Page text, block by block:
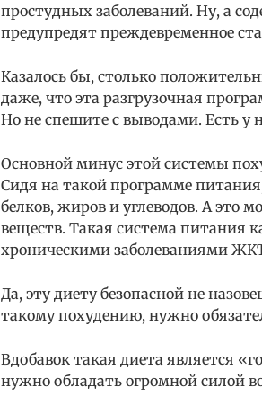
простудных заболеваний. Ну, а
предупредят преждевременное
Казалось бы, столько
даже, что эта разгрузочная
Но не спешите с выводами. Есть у
Основной минус этой системы
Сидя на такой программе
белков, жиров и углеводов. А это
веществ. Такая система питания
хроническими заболеваниями
Да, эту диету безопасной не
такому похудению, нужно
Вдобавок такая диета является
нужно обладать огромной силой